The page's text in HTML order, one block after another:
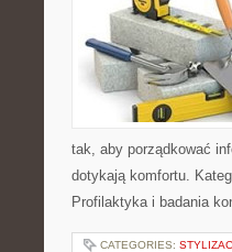
tak, aby porządkować
dotykają komfortu.
Profilaktyka i badania
CATEGORIES: